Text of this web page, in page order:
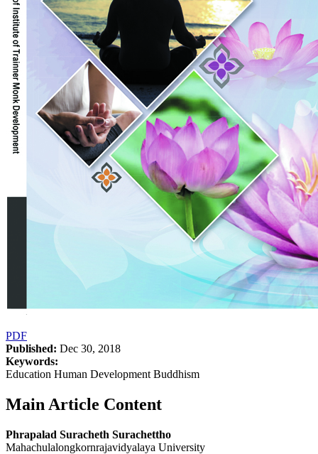
PDF
Published: Dec 30, 2018
Keywords:
Education Human Development Buddhism
Main Article Content
Phrapalad Suracheth Surachettho
Mahachulalongkornrajavidyalaya University